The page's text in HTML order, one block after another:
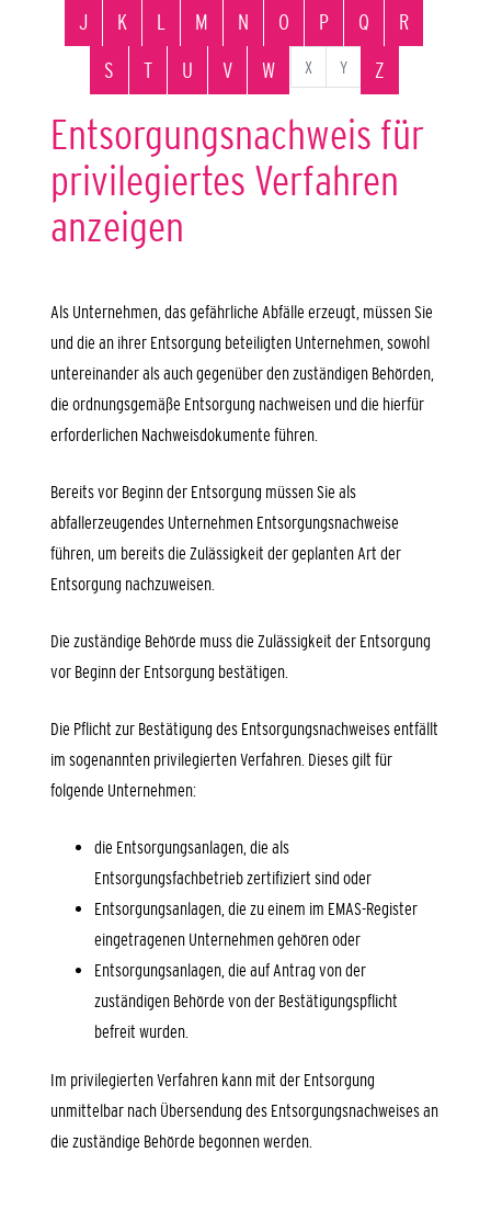
J
K L M N O P Q
R
S
T U V W X Y Z
Entsorgungsnachweis für
privilegiertes Verfahren
anzeigen
Als Unternehmen, das gefährliche Abfälle erzeugt, müssen Sie
und die an ihrer Entsorgung beteiligten Unternehmen, sowohl
untereinander als auch gegenüber den zuständigen Behörden,
die ordnungsgemäße Entsorgung nachweisen und die hierfür
erforderlichen Nachweisdokumente führen.
Bereits vor Beginn der Entsorgung müssen Sie als
abfallerzeugendes Unternehmen Entsorgungsnachweise
führen, um bereits die Zulässigkeit der geplanten Art der
Entsorgung nachzuweisen.
Die zuständige Behörde muss die Zulässigkeit der Entsorgung
vor Beginn der Entsorgung bestätigen.
Die Pflicht zur Bestätigung des Entsorgungsnachweises entfällt
im sogenannten privilegierten Verfahren. Dieses gilt für
folgende Unternehmen:
die Entsorgungsanlagen, die als
Entsorgungsfachbetrieb zertifiziert sind oder
Entsorgungsanlagen, die zu einem im EMAS-Register
eingetragenen Unternehmen gehören oder
Entsorgungsanlagen, die auf Antrag von der
zuständigen Behörde von der Bestätigungspflicht
befreit wurden.
Im privilegierten Verfahren kann mit der Entsorgung
unmittelbar nach Übersendung des Entsorgungsnachweises an
die zuständige Behörde begonnen werden.